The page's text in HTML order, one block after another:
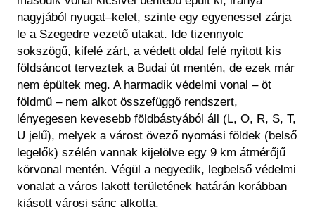
nagyjából nyugat–kelet, szinte egy egyenessel zárja
le a Szegedre vezető utakat. Ide tizennyolc
sokszögű, kifelé zárt, a védett oldal felé nyitott kis
földsáncot terveztek a Budai út mentén, de ezek már
nem épültek meg. A harmadik védelmi vonal – öt
földmű – nem alkot összefüggő rendszert,
lényegesen kevesebb földbástyából áll (L, O, R, S, T,
U jelű), melyek a várost övező nyomási földek (belső
legelők) szélén vannak kijelölve egy 9 km átmérőjű
körvonal mentén. Végül a negyedik, legbelső védelmi
vonalat a város lakott területének határán korábban
kiásott városi sánc alkotta.